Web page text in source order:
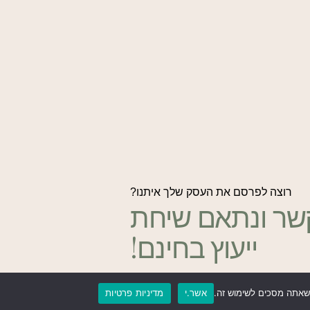
רוצה לפרסם את העסק שלך איתנו?
ונתאם שיחת
ייעוץ בחינם!
צור קשר
אשר.י מדיניות פרטיות